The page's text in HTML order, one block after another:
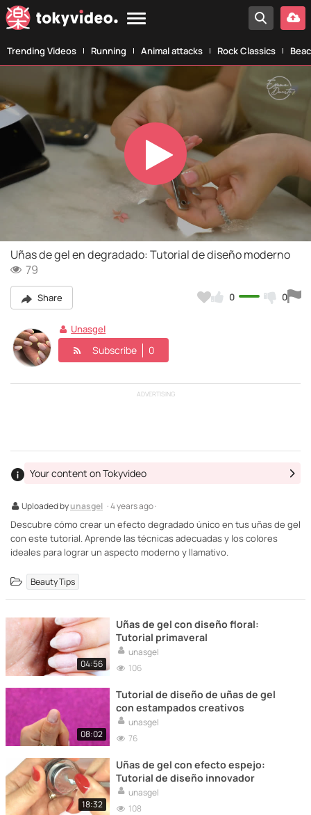
Trending Videos Running Animal attacks Rock Classics
Play
Video
Uñas de gel en degradado: Tutorial de diseño moderno
79
Share 0 0
Unasgel
Subscribe 0
ADVERTISING
Uploaded byunasgel · 4 years ago ·
Your content on Tokyvideo
Descubre cómo crear un efecto degradado único en tus uñas de gel
con este tutorial. Aprende las técnicas adecuadas y los colores
ideales para lograr un aspecto moderno y llamativo.
Beauty Tips
04:56
Uñas de gel con diseño floral:
Tutorial primaveral
unasgel
106
08:02
Tutorial de diseño de uñas de gel
con estampados creativos
unasgel
76
18:32
Uñas de gel con efecto espejo:
Tutorial de diseño innovador
unasgel
108